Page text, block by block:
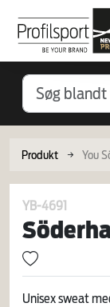
Produkt You
YB-4691
Unisex sweat